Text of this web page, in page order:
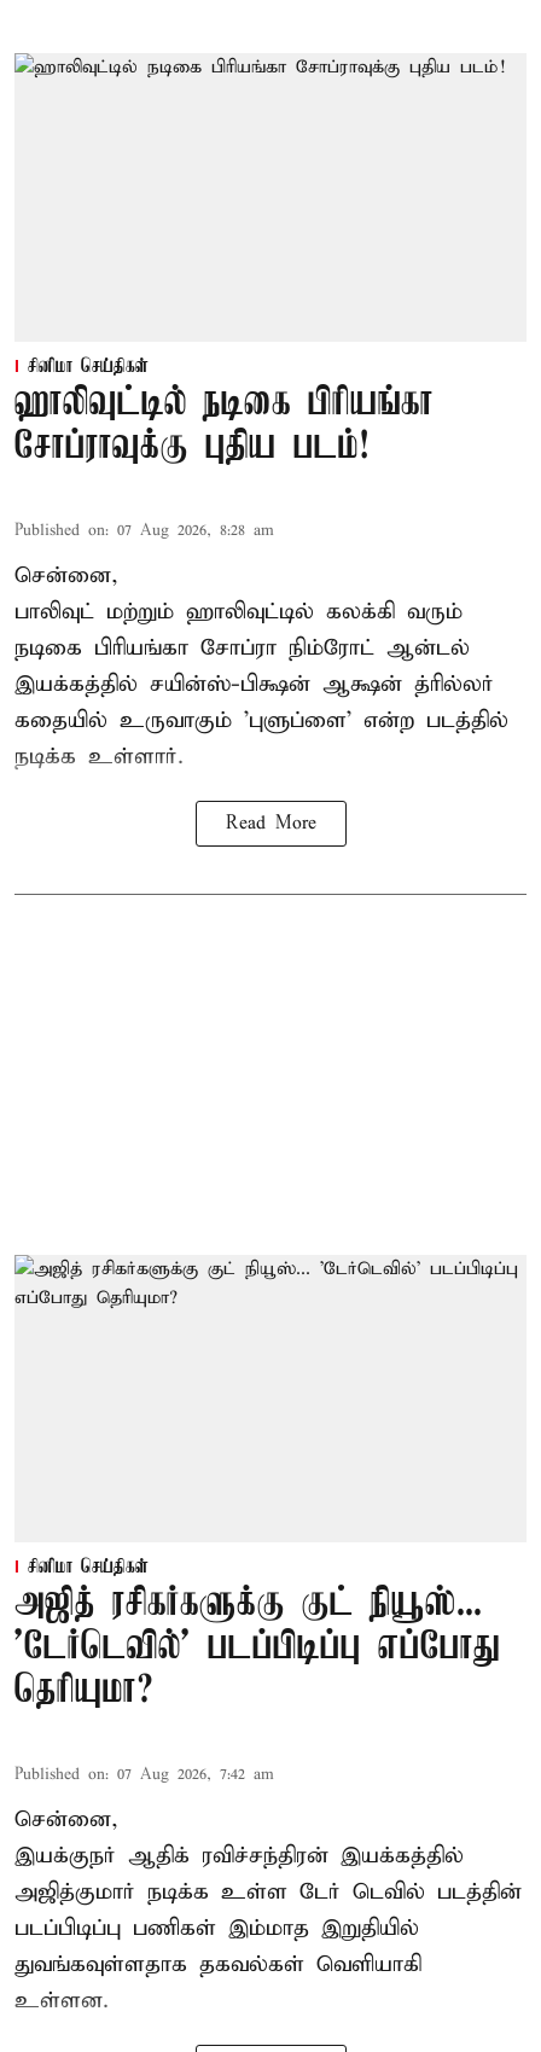
சினிமா செய்திகள்
ஹாலிவுட்டில் நடிகை பிரியங்கா
சோப்ராவுக்கு புதிய படம்!
Published on: 07 Aug 2026, 8:28 am
சென்னை,
பாலிவுட் மற்றும் ஹாலிவுட்டில் கலக்கி வரும்
நடிகை பிரியங்கா சோப்ரா நிம்ரோட் ஆன்டல்
இயக்கத்தில் சயின்ஸ்-பிக்ஷன் ஆக்ஷன் த்ரில்லர்
கதையில் உருவாகும் 'புளுப்ளை' என்ற படத்தில்
நடிக்க உள்ளார்.
Read More
சினிமா செய்திகள்
அஜித் ரசிகர்களுக்கு குட் நியூஸ்...
'டேர்டெவில்' படப்பிடிப்பு எப்போது
தெரியுமா?
Published on: 07 Aug 2026, 7:42 am
சென்னை,
இயக்குநர் ஆதிக் ரவிச்சந்திரன் இயக்கத்தில்
அஜித்குமார் நடிக்க உள்ள டேர் டெவில் படத்தின்
படப்பிடிப்பு பணிகள் இம்மாத இறுதியில்
துவங்கவுள்ளதாக தகவல்கள் வெளியாகி
உள்ளன.